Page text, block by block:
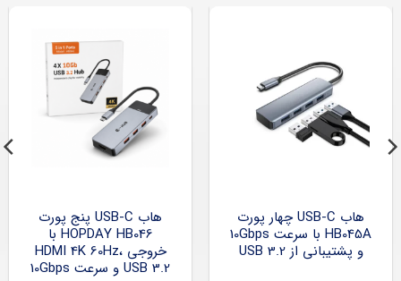
هاب USB-C چهار پورت
HB045A با سرعت 10Gbps
و پشتیبانی از USB 3.2
هاب USB-C پنج پورت
HOPDAY HB046 با
خروجی HDMI 4K 60Hz،
USB 3.2 و سرعت 10Gbps